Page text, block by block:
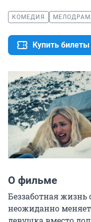
КОМЕДИЯ
Купить билеты
О фильме
Беззаботная
неожиданно